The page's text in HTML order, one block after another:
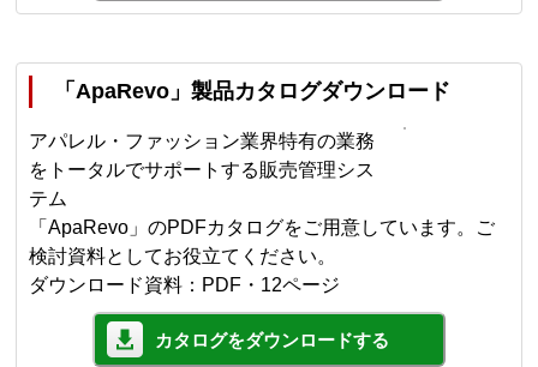
「ApaRevo」製品カタログダウンロード
アパレル・ファッション業界特有の業務
をトータルでサポートする販売管理シス
テム
「ApaRevo」のPDFカタログをご用意しています。ご
検討資料としてお役立てください。
ダウンロード資料：PDF・12ページ
カタログをダウンロードする